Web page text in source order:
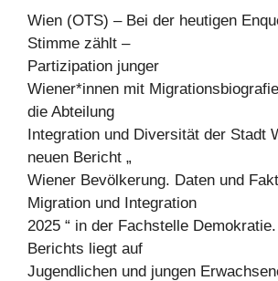
Wien (OTS) – Bei der heutigen
Stimme zählt –
Partizipation junger
Wiener*innen mit
die Abteilung
Integration und Diversität der Stadt
neuen Bericht „
Wiener Bevölkerung. Daten und
Migration und Integration
2025 “ in der Fachstelle
Berichts liegt auf
Jugendlichen und jungen